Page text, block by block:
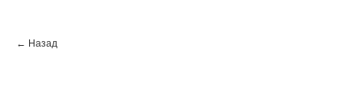
← Назад